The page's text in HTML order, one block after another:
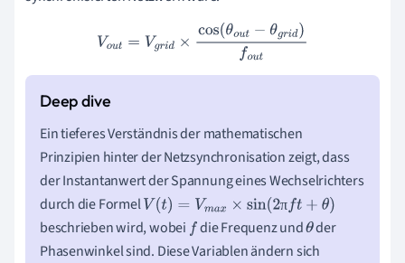
V
Vgr cos(θout−θg rid )fout
Ein tieferes Verständnis der mathematischen
Prinzipien hinter der Netzsynchronisation zeigt, dass
der Instantanwert der Spannung eines Wechselrichters
durch die Formel
π
V(t)=V ma x×sin 2π ft+θ)
beschrieben wird, wobei f die Frequenz undθder
Phasenwinkel sind. Diese Variablen ändern sich